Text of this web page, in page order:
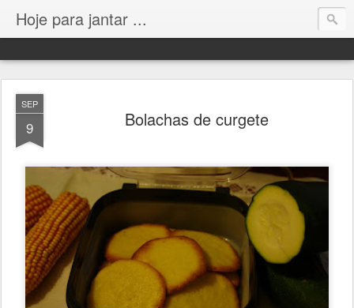
Hoje para jantar ...
SEP
9 Bolachas de curgete